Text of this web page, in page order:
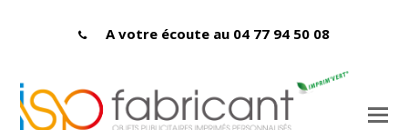
A votre écoute au 04 77 94 50 08